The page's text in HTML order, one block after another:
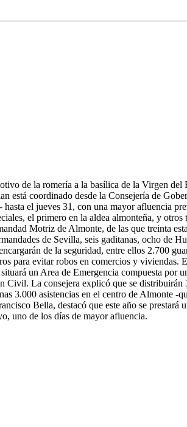
de la romería a la basílica de la Virgen
está coordinado desde la Consejería de
el jueves 31, con una mayor afluencia
el primero en la aldea almonteña, y
Motriz de Almonte, de las que treinta
de Sevilla, seis gaditanas, ocho de
de la seguridad, entre ellos 2.700
para evitar robos en comercios y viviendas.
un Area de Emergencia compuesta por
La consejera explicó que se distribuirán
3.000 asistencias en el centro de Almonte -
Bella, destacó que este año se
uno de los días de mayor afluencia.